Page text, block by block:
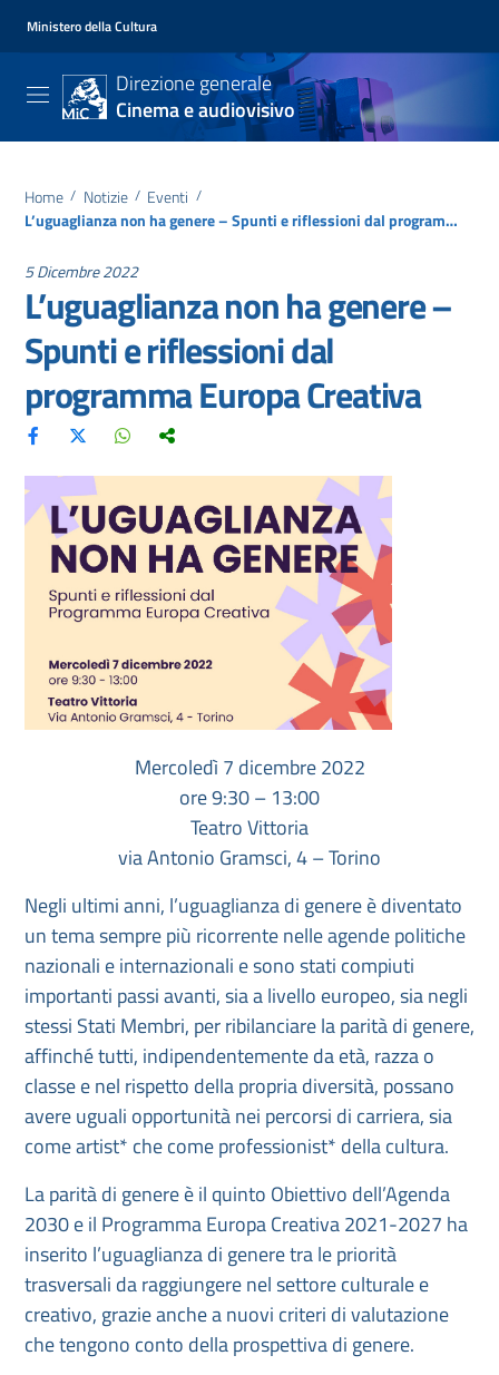
Ministero della Cultura
Direzione generale
Cinema e audiovisivo
Home / Notizie / Eventi /
L’uguaglianza non ha genere – Spunti e riflessioni dal programma Europa Creativa
5 Dicembre 2022
L’uguaglianza non ha genere –
Spunti e riflessioni dal
programma Europa Creativa
Mercoledì 7 dicembre 2022
ore 9:30 – 13:00
Teatro Vittoria
via Antonio Gramsci, 4 – Torino
Negli ultimi anni, l’uguaglianza di genere è diventato
un tema sempre più ricorrente nelle agende politiche
nazionali e internazionali e sono stati compiuti
importanti passi avanti, sia a livello europeo, sia negli
stessi Stati Membri, per ribilanciare la parità di genere,
affinché tutti, indipendentemente da età, razza o
classe e nel rispetto della propria diversità, possano
avere uguali opportunità nei percorsi di carriera, sia
come artist* che come professionist* della cultura.
La parità di genere è il quinto Obiettivo dell’Agenda
2030 e il Programma Europa Creativa 2021-2027 ha
inserito l’uguaglianza di genere tra le priorità
trasversali da raggiungere nel settore culturale e
creativo, grazie anche a nuovi criteri di valutazione
che tengono conto della prospettiva di genere.